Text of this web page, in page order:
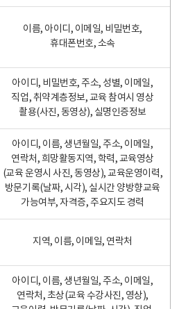
이름, 아이디, 이메일, 비밀번호,
휴대폰번호, 소속
아이디, 비밀번호, 주소, 성별, 이메일,
직업, 취약계층정보, 교육 참여시 영상
촬용(사진, 동영상), 실명인증정보
아이디, 이름, 생년월일, 주소, 이메일,
연락처, 희망활동지역, 학력, 교육영상
(교육 운영시 사진, 동영상), 교육운영이력,
방문기록(날짜, 시각), 실시간 양방향교육
가능여부, 자격증, 주요지도 경력
지역, 이름, 이메일, 연락처
아이디, 이름, 생년월일, 주소, 이메일,
연락처, 초상(교육 수강사진, 영상),